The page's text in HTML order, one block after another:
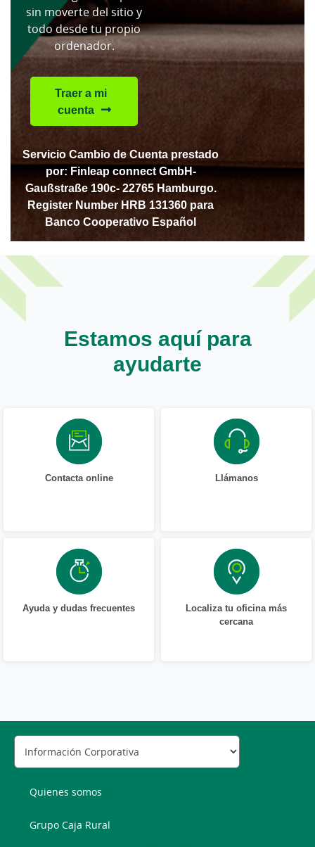
sin moverte del sitio y
todo desde tu propio
ordenador.
Traer a mi
cuenta
Servicio Cambio de Cuenta prestado
por: Finleap connect GmbH-
Gaußstraße 190c- 22765 Hamburgo.
Register Number HRB 131360 para
Banco Cooperativo Español
Estamos aquí para
ayudarte
Contacta online Llámanos
Ayuda y dudas frecuentes
Localiza tu oficina más
cercana
Quienes somos
Grupo Caja Rural